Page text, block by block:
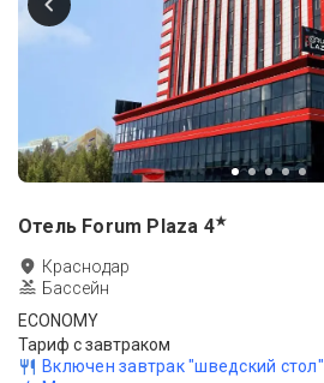
Отель Forum Plaza 4★
Краснодар
Бассейн
ECONOMY
Тариф с завтраком
Включен завтрак "шведский стол"